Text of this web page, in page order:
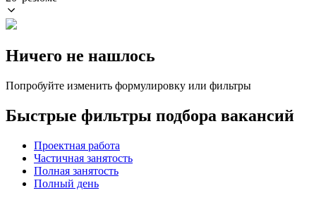
Ничего не нашлось
Попробуйте изменить формулировку или фильтры
Быстрые фильтры подбора вакансий
Проектная работа
Частичная занятость
Полная занятость
Полный день